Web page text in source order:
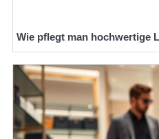
Wie pflegt man hochwertige